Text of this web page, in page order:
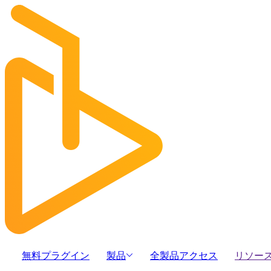
無料プラグイン 製品 全製品アクセス リソー